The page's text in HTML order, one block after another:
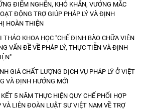
ĐIỂM NGHẼN, KHÓ KHĂN, VƯỚNG MẮC
ĐỘNG TRỢ GIÚP PHÁP LÝ VÀ ĐỊNH
HOÀN THIỆN
THẢO KHOA HỌC "CHẾ ĐỊNH BÀO CHỮA VIÊN
VẤN ĐỀ VỀ PHÁP LÝ, THỰC TIỄN VÀ ĐỊNH
GIÁ CHẤT LƯỢNG DỊCH VỤ PHÁP LÝ Ở VIỆT
VÀ ĐỊNH HƯỚNG MỚI
5 NĂM THỰC HIỆN QUY CHẾ PHỐI HỢP
VÀ LIÊN ĐOÀN LUẬT SƯ VIỆT NAM VỀ TRỢ